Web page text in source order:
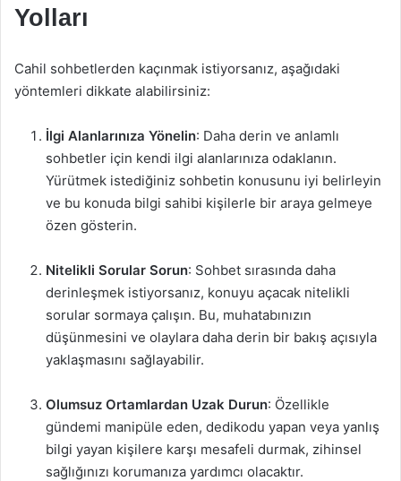
Yolları
Cahil sohbetlerden kaçınmak istiyorsanız, aşağıdaki
yöntemleri dikkate alabilirsiniz:
İlgi Alanlarınıza Yönelin: Daha derin ve anlamlı
sohbetler için kendi ilgi alanlarınıza odaklanın.
Yürütmek istediğiniz sohbetin konusunu iyi belirleyin
ve bu konuda bilgi sahibi kişilerle bir araya gelmeye
özen gösterin.
Nitelikli Sorular Sorun: Sohbet sırasında daha
derinleşmek istiyorsanız, konuyu açacak nitelikli
sorular sormaya çalışın. Bu, muhatabınızın
düşünmesini ve olaylara daha derin bir bakış açısıyla
yaklaşmasını sağlayabilir.
Olumsuz Ortamlardan Uzak Durun: Özellikle
gündemi manipüle eden, dedikodu yapan veya yanlış
bilgi yayan kişilere karşı mesafeli durmak, zihinsel
sağlığınızı korumanıza yardımcı olacaktır.